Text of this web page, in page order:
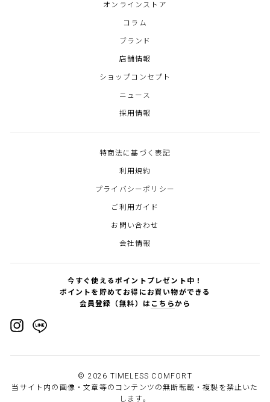
オンラインストア
コラム
ブランド
店舗情報
ショップコンセプト
ニュース
採用情報
特商法に基づく表記
利用規約
プライバシーポリシー
ご利用ガイド
お問い合わせ
会社情報
今すぐ使えるポイントプレゼント中！
ポイントを貯めてお得にお買い物ができる
会員登録（無料）は こちらから
Instagram
© 2026 TIMELESS COMFORT
当サイト内の画像・文章等のコンテンツの無断転載・複製を禁止いた
します。